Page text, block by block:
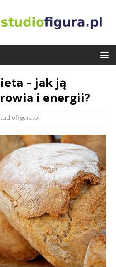
– jak ją
i energii?